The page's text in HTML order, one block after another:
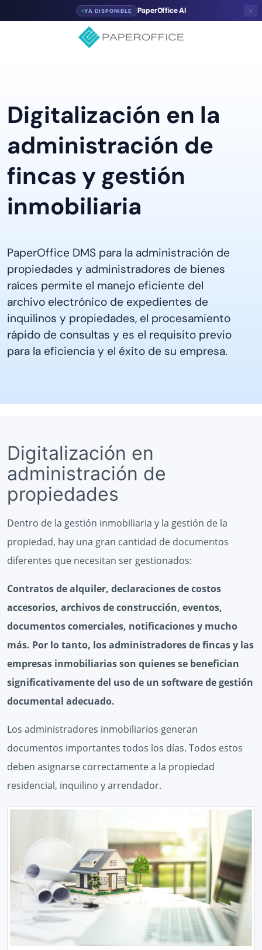
YA DISPONIBLE PaperOffice AI ×
Digitalización en la
administración de
fincas y gestión
inmobiliaria
PaperOffice DMS para la administración de
propiedades y administradores de bienes
raíces permite el manejo eficiente del
archivo electrónico de expedientes de
inquilinos y propiedades, el procesamiento
rápido de consultas y es el requisito previo
para la eficiencia y el éxito de su empresa.
Digitalización en
administración de
propiedades
Dentro de la gestión inmobiliaria y la gestión de la
propiedad, hay una gran cantidad de documentos
diferentes que necesitan ser gestionados:
Contratos de alquiler, declaraciones de costos
accesorios, archivos de construcción, eventos,
documentos comerciales, notificaciones y mucho
más. Por lo tanto, los administradores de fincas y las
empresas inmobiliarias son quienes se benefician
significativamente del uso de un software de gestión
documental adecuado.
Los administradores inmobiliarios generan
documentos importantes todos los días. Todos estos
deben asignarse correctamente a la propiedad
residencial, inquilino y arrendador.